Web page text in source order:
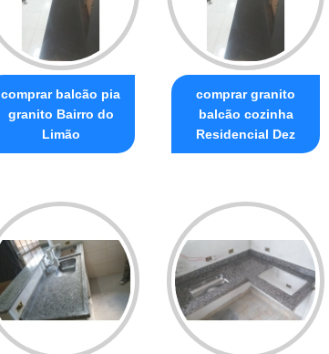
comprar balcão pia
granito Bairro do
Limão
comprar granito
balcão cozinha
Residencial Dez